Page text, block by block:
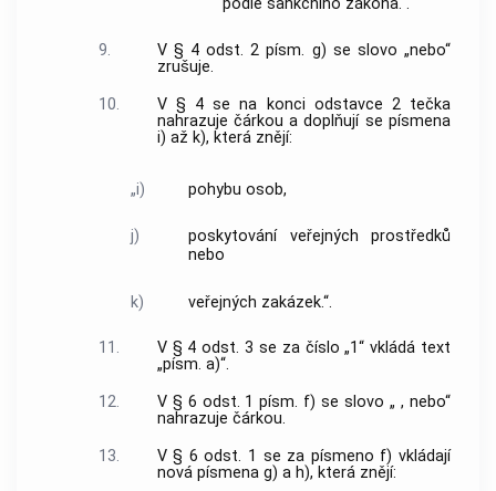
podle sankčního zákona.“.
9.
V § 4 odst. 2 písm. g) se slovo „nebo“
zrušuje.
10.
V § 4 se na konci odstavce 2 tečka
nahrazuje čárkou a doplňují se písmena
i) až k), která znějí:
„i) pohybu osob,
j)
poskytování veřejných prostředků
nebo
k) veřejných zakázek.“.
11.
V § 4 odst. 3 se za číslo „1“ vkládá text
„písm. a)“.
12.
V § 6 odst. 1 písm. f) se slovo „ , nebo“
nahrazuje čárkou.
13.
V § 6 odst. 1 se za písmeno f) vkládají
nová písmena g) a h), která znějí: